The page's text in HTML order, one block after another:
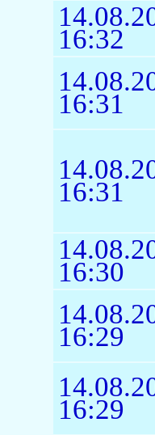
16:32
16:31
16:31
16:30
16:29
16:29